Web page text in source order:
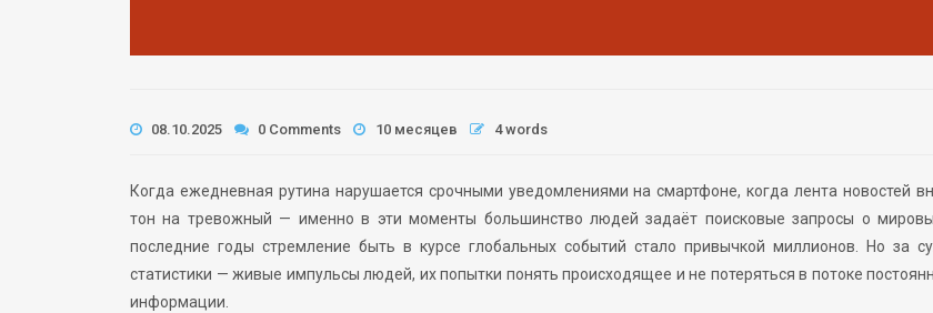
08.10.2025 0 Comments 10 месяцев 4 words
Когда ежедневная рутина нарушается срочными уведомлениями на смартфоне, когда лента новостей
тон на тревожный — именно в эти моменты большинство людей задаёт поисковые запросы о
последние годы стремление быть в курсе глобальных событий стало привычкой миллионов. Но за
статистики — живые импульсы людей, их попытки понять происходящее и не потеряться в потоке
информации.